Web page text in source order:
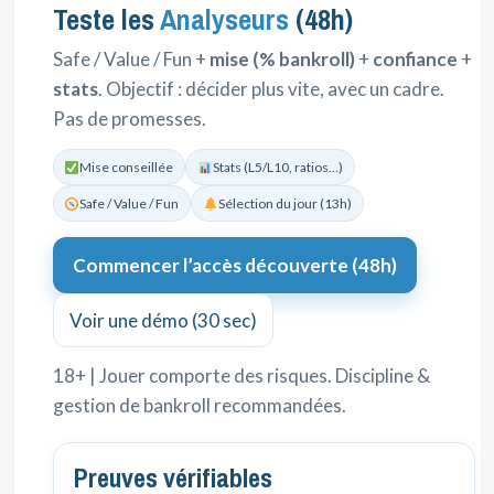
Teste lesAnalyseurs (48h)
Safe / Value / Fun + mise (% bankroll)+ confiance +
stats. Objectif : décider plus vite, avec un cadre.
Pas de promesses.
Mise conseillée Stats (L5/L10, ratios…)
Safe / Value / Fun Sélection du jour (13h)
Commencer l’accès découverte (48h)
Voir une démo (30 sec)
18+ | Jouer comporte des risques. Discipline &
gestion de bankroll recommandées.
Preuves vérifiables